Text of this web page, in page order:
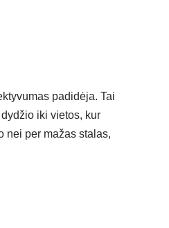
padidėja. Tai
iki vietos, kur
nei per mažas stalas,